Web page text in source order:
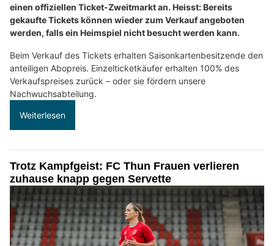
einen offiziellen Ticket-Zweitmarkt an. Heisst: Bereits
gekaufte Tickets können wieder zum Verkauf angeboten
werden, falls ein Heimspiel nicht besucht werden kann.
Beim Verkauf des Tickets erhalten Saisonkartenbesitzende den
anteiligen Abopreis. Einzelticketkäufer erhalten 100% des
Verkaufspreises zurück – oder sie fördern unsere
Nachwuchsabteilung.
Weiterlesen
Trotz Kampfgeist: FC Thun Frauen verlieren
zuhause knapp gegen Servette